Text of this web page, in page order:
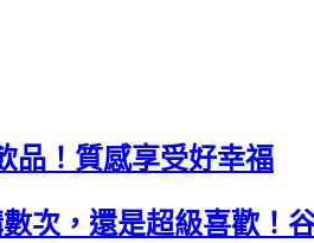
品！質感享受好幸福
次，還是超級喜歡！